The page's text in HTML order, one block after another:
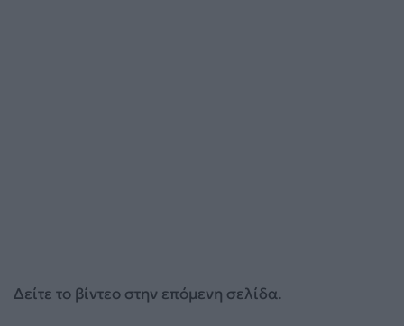
Δείτε το βίντεο στην επόμενη σελίδα.